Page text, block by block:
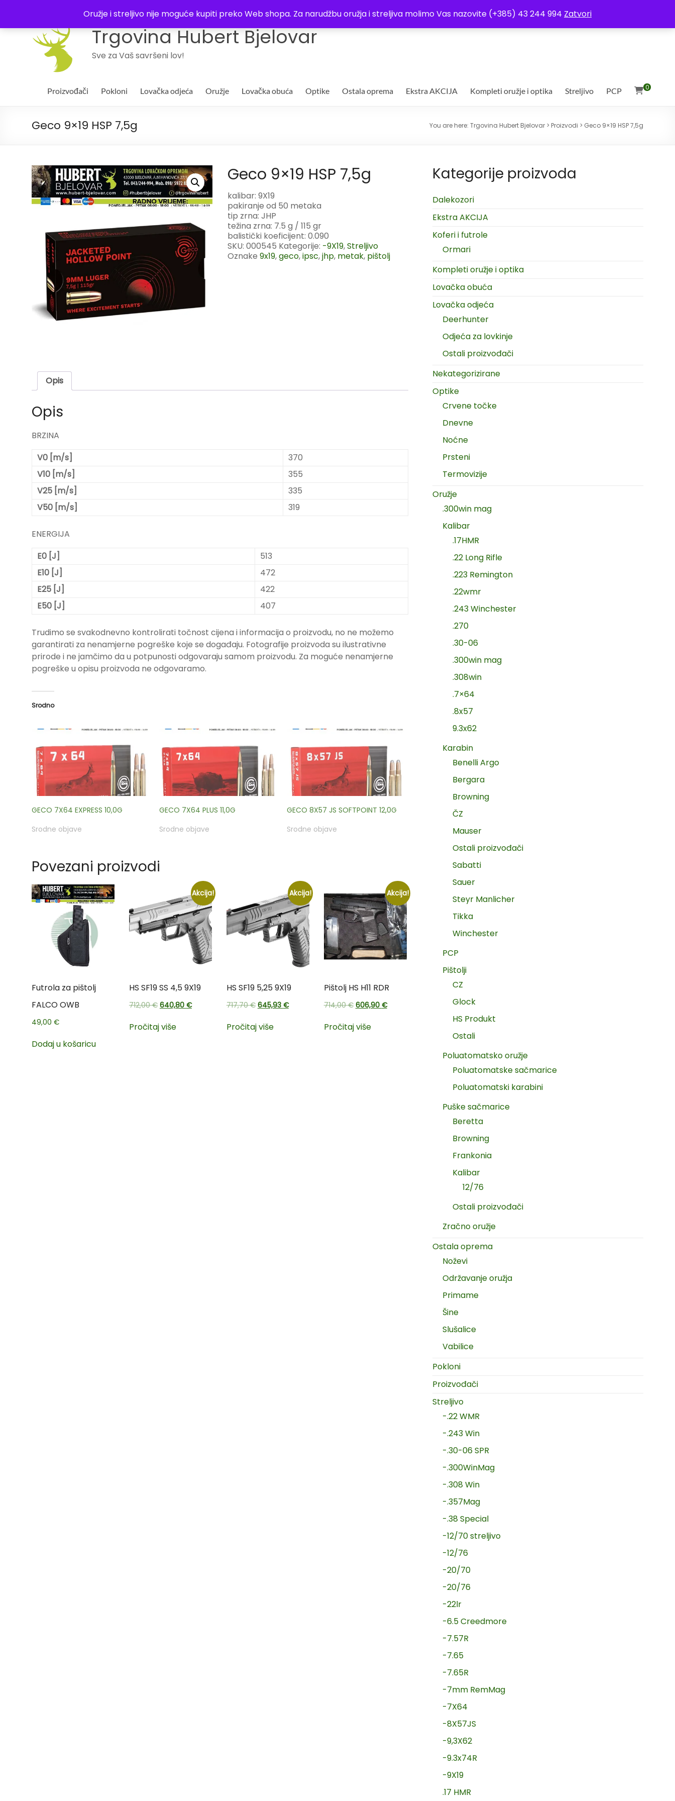
Oružje i streljivo nije moguće kupiti preko Web shopa. Za narudžbu oružja i streljiva molimo Vas nazovite (+385) 43 244 994 Zatvori
Uvjeti poslovanja
Trgovina Hubert Bjelovar
Sve za Vaš savršeni lov!
0
Proizvođači Pokloni Lovačka odjeća Oružje Lovačka obuća Optike Ostala oprema Ekstra AKCIJA Kompleti oružje i optika Streljivo PCP
Geco 9×19 HSP 7,5g You are here: Trgovina Hubert Bjelovar > Proizvodi > Geco 9×19 HSP 7,5g
Geco 9×19 HSP 7,5g
kalibar: 9X19
pakiranje od 50 metaka
tip zrna: JHP
težina zrna: 7.5 g / 115 gr
balistički koeficijent: 0.090
SKU: 000545 Kategorije: -9X19,Streljivo
Oznake 9x19,geco,ipsc,jhp, metak, pištolj
Opis
Opis
BRZINA
V0 [m/s]
370
V10 [m/s]
355
V25 [m/s]
335
V50 [m/s]
319
ENERGIJA
E0 [J]
513
E10 [J]
472
E25 [J]
422
E50 [J]
407
Trudimo se svakodnevno kontrolirati točnost cijena i informacija o proizvodu, no ne možemo
garantirati za nenamjerne pogreške koje se događaju. Fotografije proizvoda su ilustrativne
prirode i ne jamčimo da u potpunosti odgovaraju samom proizvodu. Za moguće nenamjerne
pogreške u opisu proizvoda ne odgovaramo.
Srodno
GECO 7X64 EXPRESS 10,0G
Srodne objave
GECO 7X64 PLUS 11,0G
Srodne objave
GECO 8X57 JS SOFTPOINT 12,0G
Srodne objave
Povezani proizvodi
Futrola za pištolj
FALCO OWB
49,00 €
Dodaj u košaricu
Akcija!
HS SF19 SS 4,5 9X19
712,00€ 640,80 €
Pročitaj više
Akcija!
HS SF19 5,25 9X19
717,70€ 645,93 €
Pročitaj više
Akcija!
Pištolj HS H11 RDR
714,00€ 606,90 €
Pročitaj više
Kategorije proizvoda
Dalekozori
Ekstra AKCIJA
Koferi i futrole
Ormari
Kompleti oružje i optika
Lovačka obuća
Lovačka odjeća
Deerhunter
Odjeća za lovkinje
Ostali proizvođači
Nekategorizirane
Optike
Crvene točke
Dnevne
Noćne
Prsteni
Termovizije
Oružje
.300win mag
Kalibar
.17HMR
.22 Long Rifle
.223 Remington
.22wmr
.243 Winchester
.270
.30-06
.300win mag
.308win
.7×64
.8x57
9.3x62
Karabin
Benelli Argo
Bergara
Browning
ČZ
Mauser
Ostali proizvođači
Sabatti
Sauer
Steyr Manlicher
Tikka
Winchester
PCP
Pištolji
CZ
Glock
HS Produkt
Ostali
Poluatomatsko oružje
Poluatomatske sačmarice
Poluatomatski karabini
Puške sačmarice
Beretta
Browning
Frankonia
Kalibar
12/76
Ostali proizvođači
Zračno oružje
Ostala oprema
Noževi
Održavanje oružja
Primame
Šine
Slušalice
Vabilice
Pokloni
Proizvođači
Streljivo
-.22 WMR
-.243 Win
-.30-06 SPR
-.300WinMag
-.308 Win
-.357Mag
-.38 Special
-12/70 streljivo
-12/76
-20/70
-20/76
-22lr
-6.5 Creedmore
-7.57R
-7.65
-7.65R
-7mm RemMag
-7X64
-8X57JS
-9,3X62
-9.3x74R
-9X19
.17 HMR